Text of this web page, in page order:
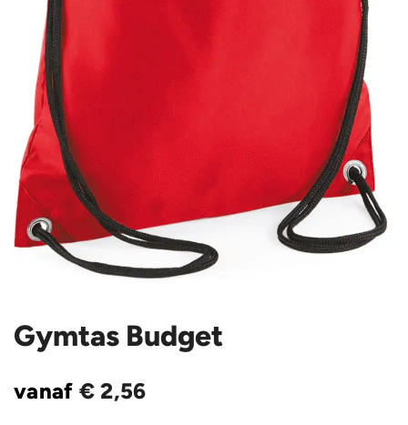
Gymtas Budget
vanaf € 2,56